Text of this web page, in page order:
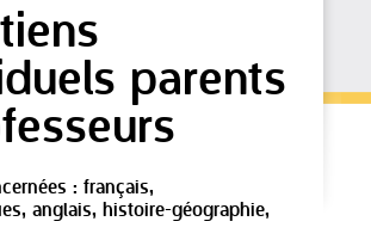
parents
: français,
anglais, histoire-géographie,